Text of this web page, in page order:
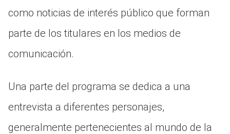
como noticias de interés público que forman
parte de los titulares en los medios de
comunicación.
Una parte del programa se dedica a una
entrevista a diferentes personajes,
generalmente pertenecientes al mundo de la